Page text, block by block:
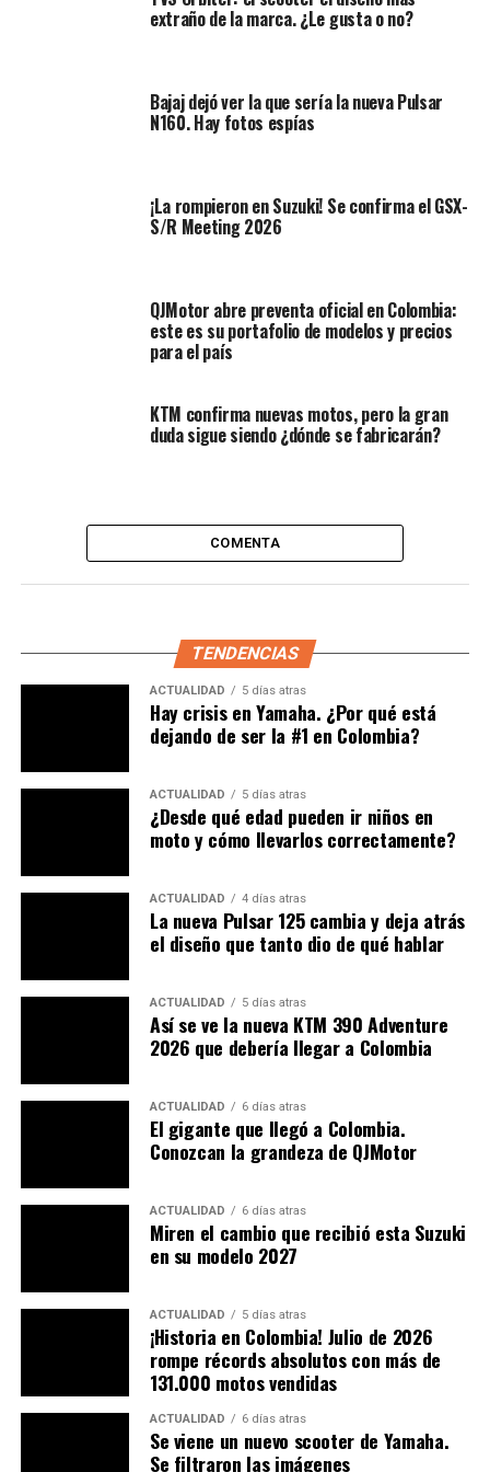
máquina de este tipo, de allí su atractivo.
empresa no ha traído los pequeños modelos de Noale,
pues según su sitio web, la máquina de motorización
embargo, la doble propósito y la Supermoto de
124,2 cc no parecen estar en la plantilla.
No obstante, conla reciente renovación de las
pequeñas Off Road, Aprilia dejó en claro que quiere
opción sumamente atractiva para las personas que
incursionar en el mundo de las motos, del
deporte o del off road.
Aprilia RX 125 2021
A pesar de los cambios que representa la normatividad
Euro 5, la motocicleta no perdió potencia,
simplemente ahora entrega los números un poco
la ficha técnica de los modelos, la potencia estaría
15 hp a las 10.000 rpm y 11,2 Nm a 8.000
rpm, lo que para un motor de 125 cc es más de lo
extraño de la marca. ¿Le gusta o no?
Bajaj dejó ver la que sería la nueva Pulsar
N160. Hay fotos espías
¡La rompieron en Suzuki! Se confirma el GSX-
S/R Meeting 2026
QJMotor abre preventa oficial en Colombia:
este es su portafolio de modelos y precios
para el país
KTM confirma nuevas motos, pero la gran
duda sigue siendo ¿dónde se fabricarán?
COMENTA
TENDENCIAS
ACTUALIDAD 5 días atras
Hay crisis en Yamaha. ¿Por qué está
dejando de ser la #1 en Colombia?
ACTUALIDAD 5 días atras
¿Desde qué edad pueden ir niños en
moto y cómo llevarlos correctamente?
ACTUALIDAD 4 días atras
La nueva Pulsar 125 cambia y deja atrás
el diseño que tanto dio de qué hablar
ACTUALIDAD 5 días atras
Así se ve la nueva KTM 390 Adventure
2026 que debería llegar a Colombia
ACTUALIDAD 6 días atras
El gigante que llegó a Colombia.
Conozcan la grandeza de QJMotor
ACTUALIDAD 6 días atras
Miren el cambio que recibió esta Suzuki
en su modelo 2027
ACTUALIDAD 5 días atras
¡Historia en Colombia! Julio de 2026
rompe récords absolutos con más de
131.000 motos vendidas
ACTUALIDAD 6 días atras
Se viene un nuevo scooter de Yamaha.
Se filtraron las imágenes